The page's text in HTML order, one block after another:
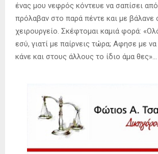
ένας μου νεφρός κόντευε να σαπίσει
πρόλαβαν στο παρά πέντε και με βάλανε
χειρουργείο. Σκέφτομαι καμιά φορά:
εσύ, γιατί με παίρνεις τώρα; Αφησε με
κάνε και στους άλλους το ίδιο άμα θες»…